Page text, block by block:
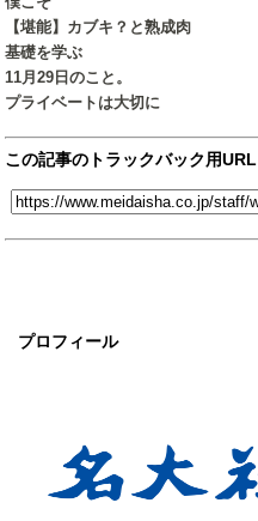
プロフィール
【堪能】カブキ？と熟成肉
基礎を学ぶ
11月29日のこと。
プライベートは大切に
この記事のトラックバック用URL